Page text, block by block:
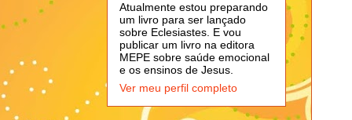
Atualmente estou preparando
um livro para ser lançado
sobre Eclesiastes. E vou
publicar um livro na editora
MEPE sobre saúde emocional
e os ensinos de Jesus.
Ver meu perfil completo